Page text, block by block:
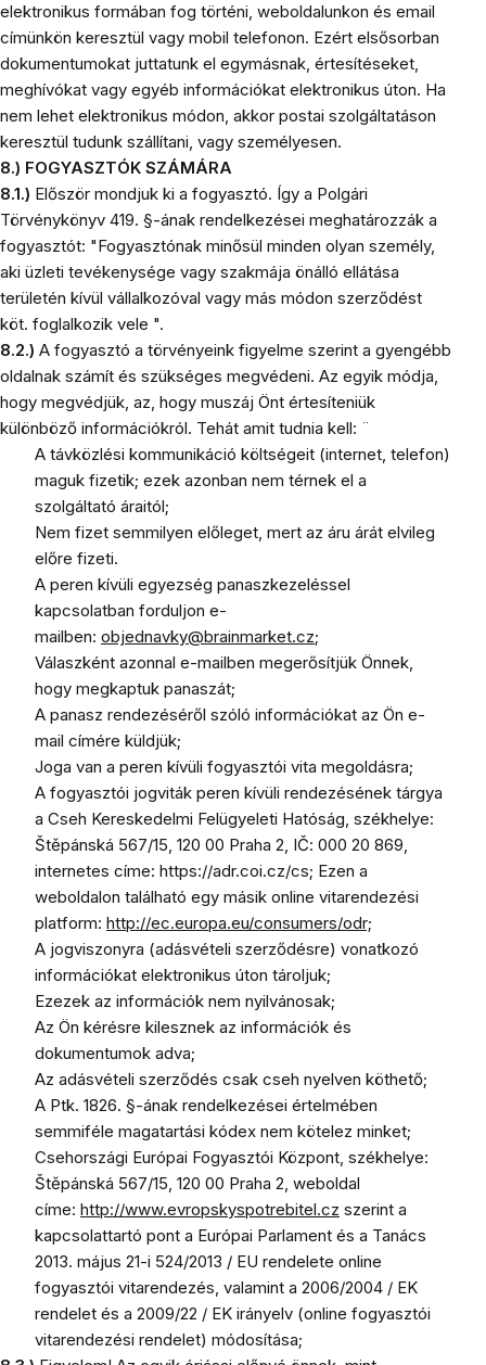
elektronikus formában fog történi, weboldalunkon és email
címünkön keresztül vagy mobil telefonon. Ezért elsősorban
dokumentumokat juttatunk el egymásnak, értesítéseket,
meghívókat vagy egyéb információkat elektronikus úton. Ha
nem lehet elektronikus módon, akkor postai szolgáltatáson
keresztül tudunk szállítani, vagy személyesen.
8.) FOGYASZTÓK SZÁMÁRA
8.1.) Először mondjuk ki a fogyasztó. Így a Polgári
Törvénykönyv 419. §-ának rendelkezései meghatározzák a
fogyasztót: "Fogyasztónak minősül minden olyan személy,
aki üzleti tevékenysége vagy szakmája önálló ellátása
területén kívül vállalkozóval vagy más módon szerződést
köt. foglalkozik vele ".
8.2.) A fogyasztó a törvényeink figyelme szerint a gyengébb
oldalnak számít és szükséges megvédeni. Az egyik módja,
hogy megvédjük, az, hogy muszáj Önt értesíteniük
különböző információkról. Tehát amit tudnia kell: ¨
A távközlési kommunikáció költségeit (internet, telefon)
maguk fizetik; ezek azonban nem térnek el a
szolgáltató áraitól;
Nem fizet semmilyen előleget, mert az áru árát elvileg
előre fizeti.
A peren kívüli egyezség panaszkezeléssel
kapcsolatban forduljon e-
mailben: objednavky@brainmarket.cz;
Válaszként azonnal e-mailben megerősítjük Önnek,
hogy megkaptuk panaszát;
A panasz rendezéséről szóló információkat az Ön e-
mail címére küldjük;
Joga van a peren kívüli fogyasztói vita megoldásra;
A fogyasztói jogviták peren kívüli rendezésének tárgya
a Cseh Kereskedelmi Felügyeleti Hatóság, székhelye:
Štěpánská 567/15, 120 00 Praha 2, IČ: 000 20 869,
internetes címe: https://adr.coi.cz/cs; Ezen a
weboldalon található egy másik online vitarendezési
platform: http://ec.europa.eu/consumers/odr;
A jogviszonyra (adásvételi szerződésre) vonatkozó
információkat elektronikus úton tároljuk;
Ezezek az információk nem nyilvánosak;
Az Ön kérésre kilesznek az információk és
dokumentumok adva;
Az adásvételi szerződés csak cseh nyelven köthető;
A Ptk. 1826. §-ának rendelkezései értelmében
semmiféle magatartási kódex nem kötelez minket;
Csehországi Európai Fogyasztói Központ, székhelye:
Štěpánská 567/15, 120 00 Praha 2, weboldal
címe: http://www.evropskyspotrebitel.cz szerint a
kapcsolattartó pont a Európai Parlament és a Tanács
2013. május 21-i 524/2013 / EU rendelete online
fogyasztói vitarendezés, valamint a 2006/2004 / EK
rendelet és a 2009/22 / EK irányelv (online fogyasztói
vitarendezési rendelet) módosítása;